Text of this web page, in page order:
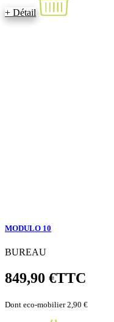
+ Détail
MODULO 10
BUREAU
849,90 €TTC
Dont eco-mobilier 2,90 €